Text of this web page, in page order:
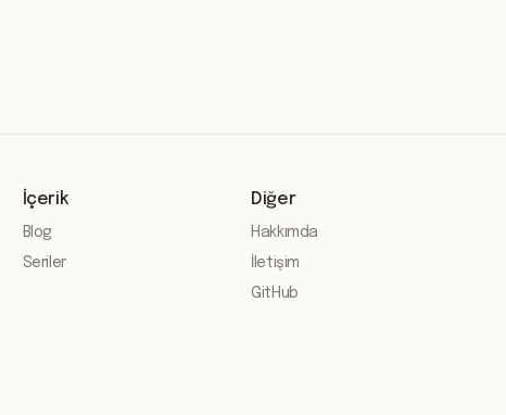
İçerik
Blog
Seriler
Diğer
Hakkımda
İletişim
GitHub